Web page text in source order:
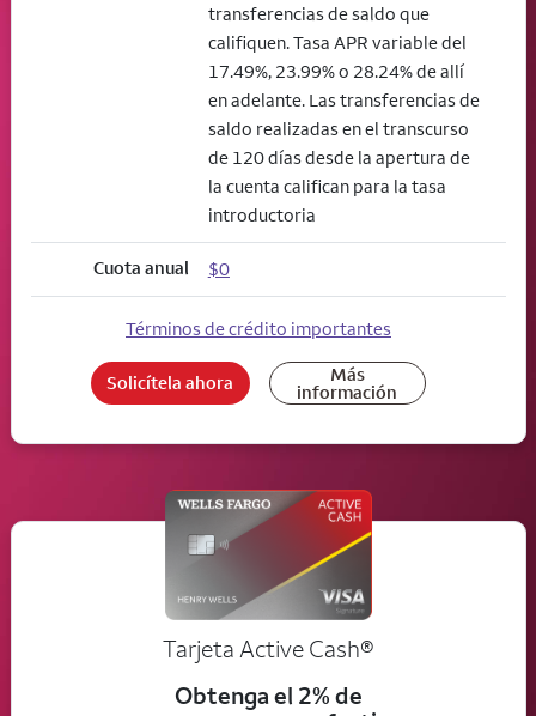
transferencias de saldo que
califiquen. Tasa APR variable del
17.49%, 23.99% o 28.24% de allí
en adelante. Las transferencias de
saldo realizadas en el transcurso
de 120 días desde la apertura de
la cuenta califican para la tasa
introductoria
Cuota anual $0
Términos de crédito importantes
Solicítela ahora Más
información
Tarjeta Active Cash®
Obtenga el 2% de